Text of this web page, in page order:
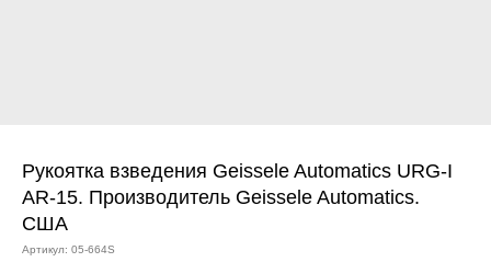
Рукоятка взведения Geissele Automatics URG-I
AR-15. Производитель Geissele Automatics.
США
Артикул: 05-664S